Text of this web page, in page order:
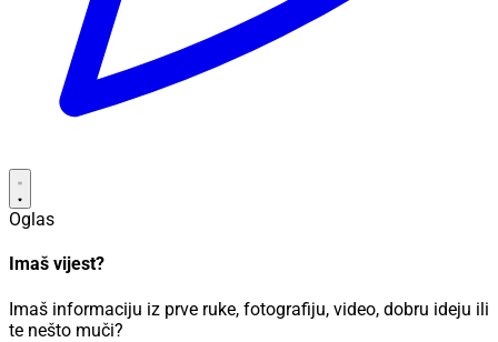
Oglas
Imaš vijest?
Imaš informaciju iz prve ruke, fotografiju, video, dobru ideju ili
te nešto muči?